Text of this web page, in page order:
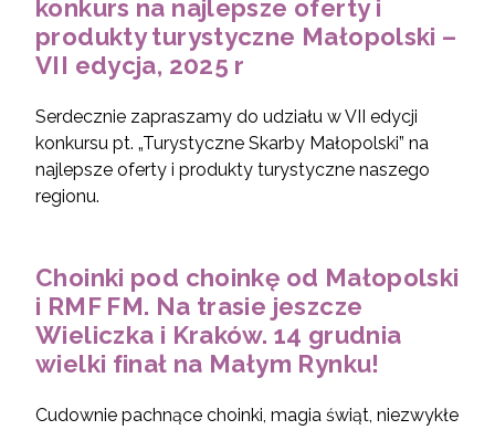
konkurs na najlepsze oferty i
produkty turystyczne Małopolski –
VII edycja, 2025 r
Serdecznie zapraszamy do udziału w VII edycji
konkursu pt. „Turystyczne Skarby Małopolski” na
najlepsze oferty i produkty turystyczne naszego
regionu.
Choinki pod choinkę od Małopolski
i RMF FM. Na trasie jeszcze
Wieliczka i Kraków. 14 grudnia
wielki finał na Małym Rynku!
Cudownie pachnące choinki, magia świąt, niezwykłe